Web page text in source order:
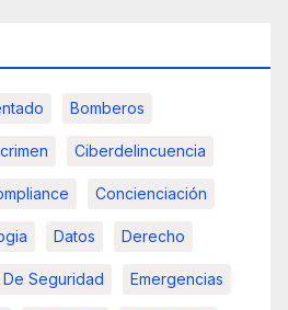
Bomberos
Ciberdelincuencia
Concienciación
Datos Derecho
Seguridad Emergencias